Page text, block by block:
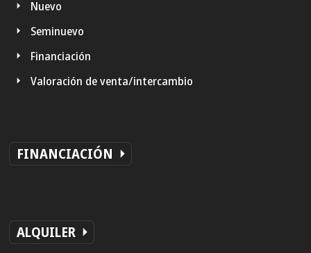
Nuevo
Seminuevo
Financiación
Valoración de venta/intercambio
FINANCIACIÓN
ALQUILER